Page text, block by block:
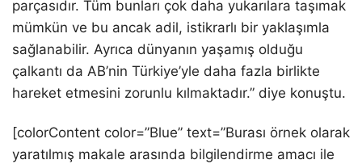
parçasıdır. Tüm bunları çok daha yukarılara taşımak
mümkün ve bu ancak adil, istikrarlı bir yaklaşımla
sağlanabilir. Ayrıca dünyanın yaşamış olduğu
çalkantı da AB’nin Türkiye’yle daha fazla birlikte
hareket etmesini zorunlu kılmaktadır.” diye konuştu.
[colorContent color=”Blue” text=”Burası örnek olarak
yaratılmış makale arasında bilgilendirme amacı ile